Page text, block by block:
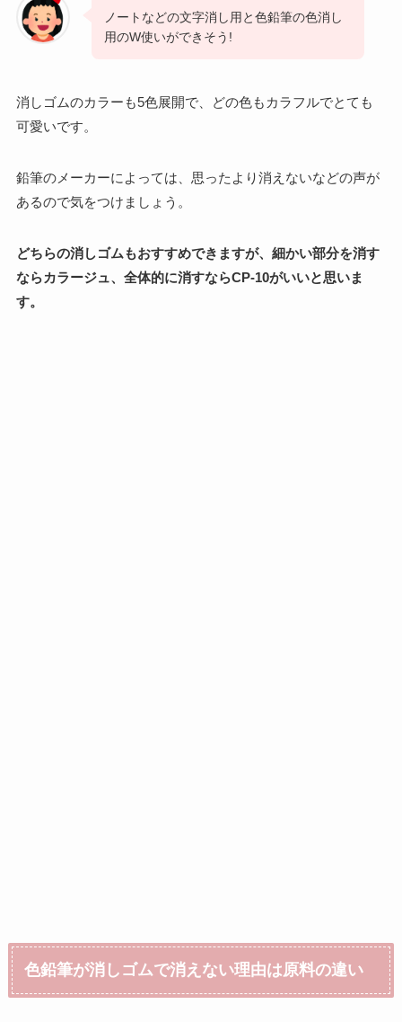
ノートなどの文字消し用と色鉛筆の色消し
用のW使いができそう!
消しゴムのカラーも5色展開で、どの色もカラフルでとても
可愛いです。
鉛筆のメーカーによっては、思ったより消えないなどの声が
あるので気をつけましょう。
どちらの消しゴムもおすすめできますが、細かい部分を消す
ならカラージュ、全体的に消すならCP-10がいいと思いま
す。
色鉛筆が消しゴムで消えない理由は原料の違い